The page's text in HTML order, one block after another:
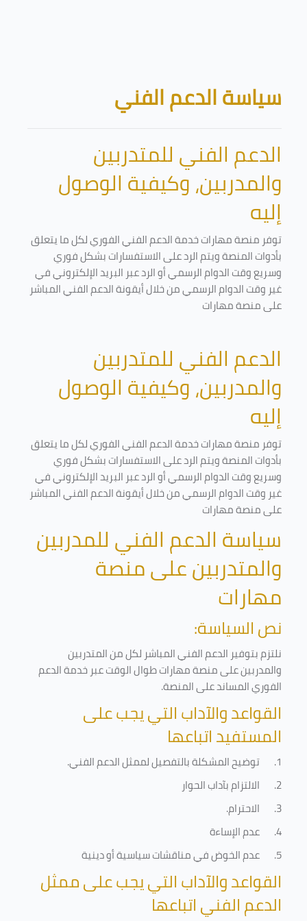
الكتل
سياسة الدعم الفني
الدعم الفني للمتدربين
والمدربين، وكيفية الوصول
إليه
توفر منصة مهارات خدمة الدعم الفني الفوري لكل ما يتعلق
بأدوات المنصة ويتم الرد على الاستفسارات بشكل فوري
وسريع وقت الدوام الرسمي أو الرد عبر البريد الإلكتروني في
غير وقت الدوام الرسمي من خلال أيقونة الدعم الفني المباشر
على منصة مهارات
الدعم الفني للمتدربين
والمدربين، وكيفية الوصول
إليه
توفر منصة مهارات خدمة الدعم الفني الفوري لكل ما يتعلق
بأدوات المنصة ويتم الرد على الاستفسارات بشكل فوري
وسريع وقت الدوام الرسمي أو الرد عبر البريد الإلكتروني في
غير وقت الدوام الرسمي من خلال أيقونة الدعم الفني المباشر
على منصة مهارات
سياسة الدعم الفني للمدربين
والمتدربين على منصة
مهارات
نص السياسة:
نلتزم بتوفير الدعم الفني المباشر لكل من المتدربين
والمدربين على منصة مهارات طوال الوقت عبر خدمة الدعم
الفوري المساند على المنصة.
القواعد والآداب التي يجب على
المستفيد اتباعها
1. توضيح المشكلة بالتفصيل لممثل الدعم الفني.
2.
الالتزام بآداب الحوار
3.
الاحترام.
4.
عدم الإساءة
5.
عدم الخوض في مناقشات سياسية أو دينية
القواعد والآداب التي يجب على ممثل
الدعم الفني اتباعها